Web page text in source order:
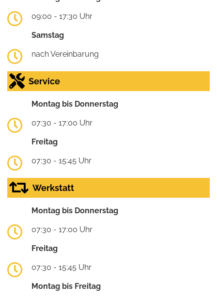
09:00 - 17:30 Uhr
Samstag
nach Vereinbarung
Service
Montag bis Donnerstag
07:30 - 17:00 Uhr
Freitag
07:30 - 15:45 Uhr
Werkstatt
Montag bis Donnerstag
07:30 - 17:00 Uhr
Freitag
07:30 - 15:45 Uhr
Montag bis Freitag